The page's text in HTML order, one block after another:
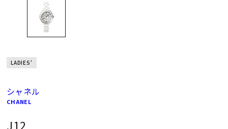
LADIES'
シャネル
CHANEL
J12